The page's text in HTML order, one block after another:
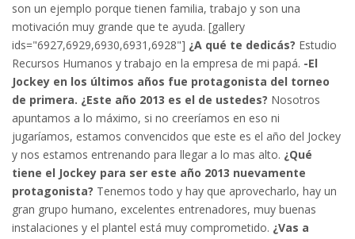
son un ejemplo porque tienen familia, trabajo y son una
motivación muy grande que te ayuda. [gallery
ids="6927,6929,6930,6931,6928"] ¿A qué te dedicás? Estudio
Recursos Humanos y trabajo en la empresa de mi papá. -El
Jockey en los últimos años fue protagonista del torneo
de primera. ¿Este año 2013 es el de ustedes? Nosotros
apuntamos a lo máximo, si no creeríamos en eso ni
jugaríamos, estamos convencidos que este es el año del Jockey
y nos estamos entrenando para llegar a lo mas alto. ¿Qué
tiene el Jockey para ser este año 2013 nuevamente
protagonista? Tenemos todo y hay que aprovecharlo, hay un
gran grupo humano, excelentes entrenadores, muy buenas
instalaciones y el plantel está muy comprometido. ¿Vas a